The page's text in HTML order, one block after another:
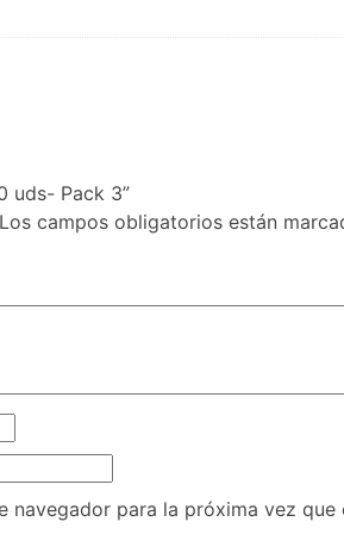
uds- Pack 3”
Los campos obligatorios están
para la próxima vez que